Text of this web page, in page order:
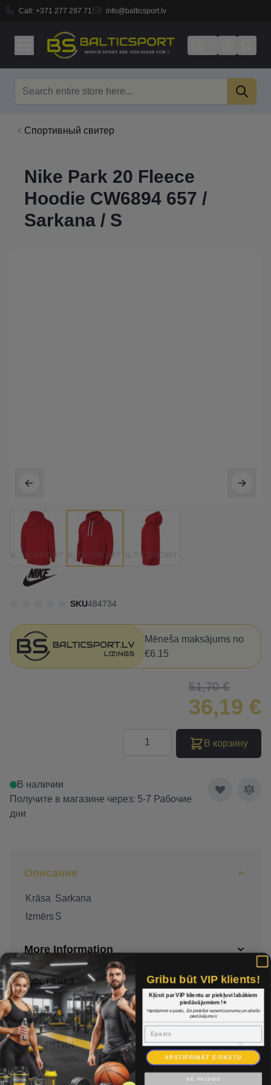
Call: +371 277 297 71 info@balticsport.lv
Cпортивный свитер
Nike Park 20 Fleece
Hoodie CW6894 657 /
Sarkana / S
SKU484734
Mēneša maksājums no
€6.15
51,70 €
36,19 €
В корзину
В наличии
Получите в магазине через: 5-7 Рабочие
дни
Описание
Krāsa Sarkana
IzmērsS
More Information
Доставка
Оплата
Гарантия
Gribu būt VIP klients!
Kļūsti par VIP klientu ar piekļuvi labākiem
piedāvājumiem !⭐
*Apstiprinot e-pastu, Jūs piekrītat saņemt jaunumu un atlaižu
piedāvājumus
Epasts
APSTIPRINĀT E-PASTU
NĒ, PALDIES